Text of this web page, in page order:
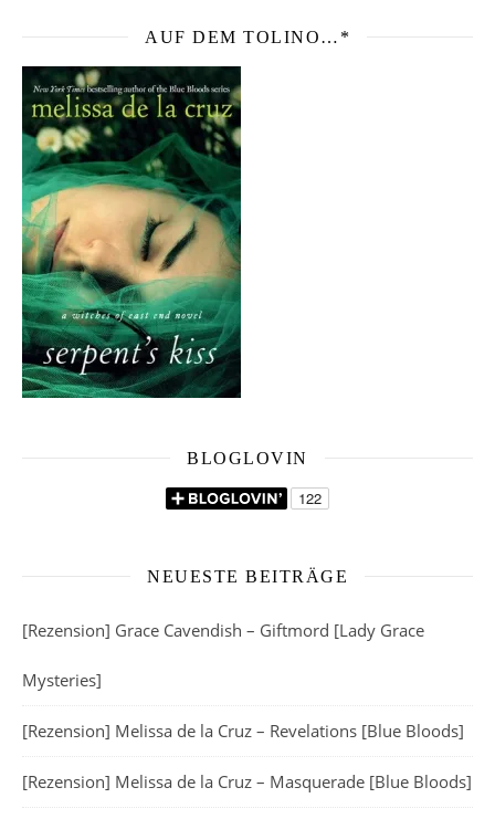
AUF DEM TOLINO…*
BLOGLOVIN
NEUESTE BEITRÄGE
[Rezension] Grace Cavendish – Giftmord [Lady Grace
Mysteries]
[Rezension] Melissa de la Cruz – Revelations [Blue Bloods]
[Rezension] Melissa de la Cruz – Masquerade [Blue Bloods]